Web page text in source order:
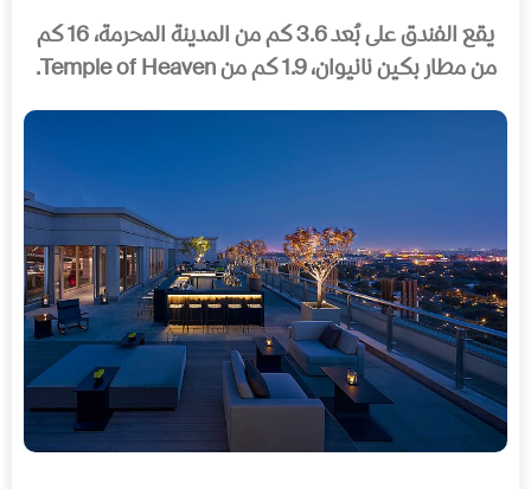
يقع الفندق على بُعد 3.6 كم من المدينة المحرمة، 16 كم
من مطار بكين نانيوان، 1.9 كم من Temple of Heaven.